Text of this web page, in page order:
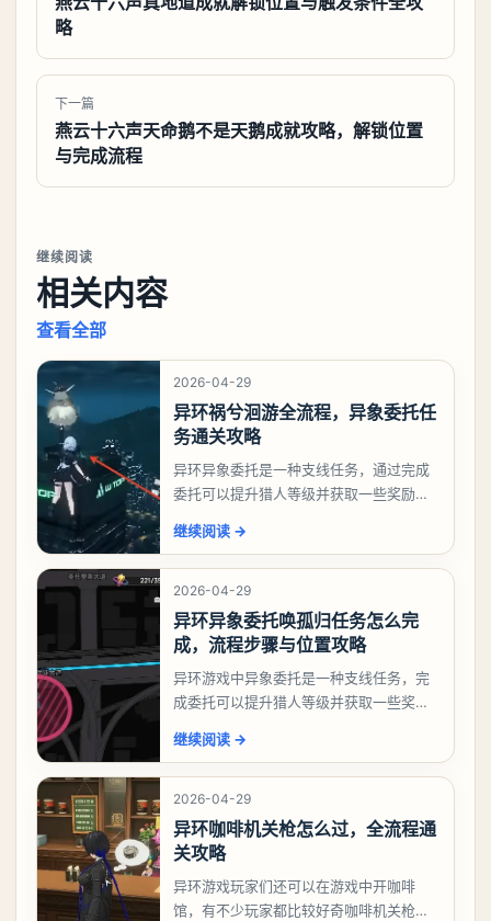
略
下一篇
燕云十六声天命鹅不是天鹅成就攻略，解锁位置
与完成流程
继续阅读
相关内容
查看全部
2026-04-29
异环祸兮洄游全流程，异象委托任
务通关攻略
异环异象委托是一种支线任务，通过完成
委托可以提升猎人等级并获取一些奖励，
么做，下面就来告诉大家。异环异象委托
祸兮洄游任务攻略
继续阅读 →
2026-04-29
异环异象委托唤孤归任务怎么完
成，流程步骤与位置攻略
异环游戏中异象委托是一种支线任务，完
成委托可以提升猎人等级并获取一些奖
么做，今天游戏熊就来告诉大家。异环异
象委托唤孤归任务攻
继续阅读 →
2026-04-29
异环咖啡机关枪怎么过，全流程通
关攻略
异环游戏玩家们还可以在游戏中开咖啡
馆，有不少玩家都比较好奇咖啡机关枪应